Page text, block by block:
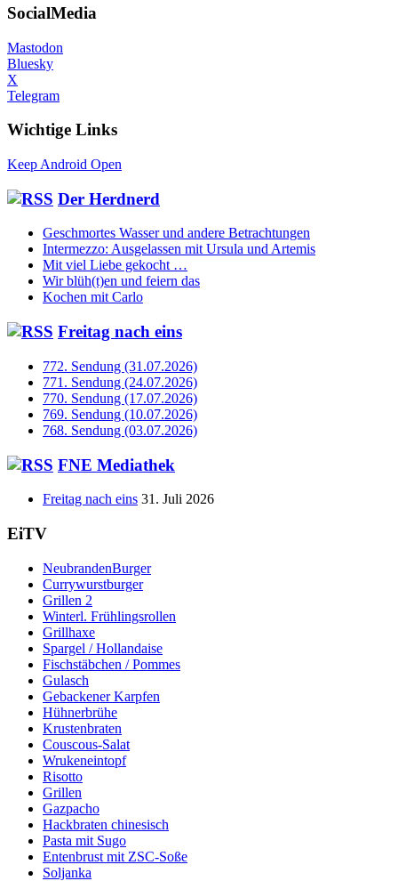
SocialMedia
Mastodon
Bluesky
X
Telegram
Wichtige Links
Keep Android Open
Der Herdnerd
Geschmortes Wasser und andere Betrachtungen
Intermezzo: Ausgelassen mit Ursula und Artemis
Mit viel Liebe gekocht …
Wir blüh(t)en und feiern das
Kochen mit Carlo
Freitag nach eins
772. Sendung (31.07.2026)
771. Sendung (24.07.2026)
770. Sendung (17.07.2026)
769. Sendung (10.07.2026)
768. Sendung (03.07.2026)
FNE Mediathek
Freitag nach eins 31. Juli 2026
EiTV
NeubrandenBurger
Currywurstburger
Grillen 2
Winterl. Frühlingsrollen
Grillhaxe
Spargel / Hollandaise
Fischstäbchen / Pommes
Gulasch
Gebackener Karpfen
Hühnerbrühe
Krustenbraten
Couscous-Salat
Wrukeneintopf
Risotto
Grillen
Gazpacho
Hackbraten chinesisch
Pasta mit Sugo
Entenbrust mit ZSC-Soße
Soljanka